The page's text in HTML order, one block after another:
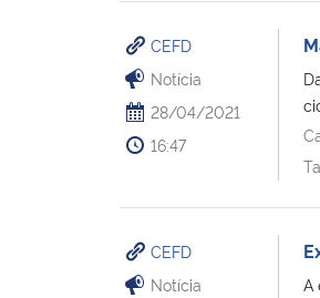
CEFD
Notícia
28/04/2021
16:47
CEFD
Notícia
A